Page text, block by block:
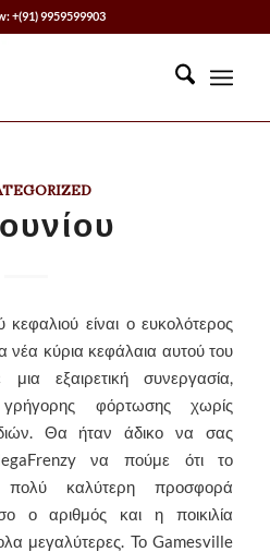
+(91) 9959599903
είναι ο ευκολότερος
νέα κύρια κεφάλαια αυτού του
εξαιρετική συνεργασία,
φόρτωσης χωρίς
Θα ήταν άδικο να σας
να πούμε ότι το
καλύτερη προσφορά
ο αριθμός και η ποικιλία
μεγαλύτερες. Το Gamesville